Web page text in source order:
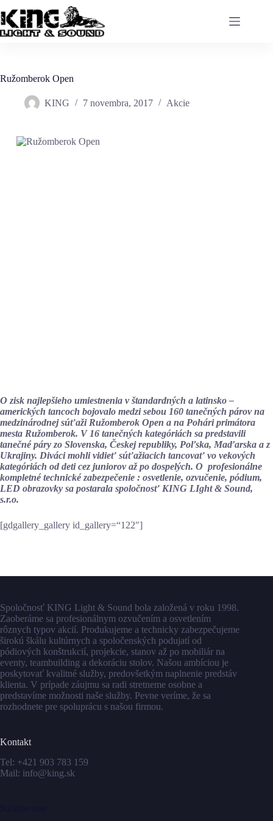
Ružomberok Open
KING 7 novembra, 2017 Akcie
O zisk najlepšieho umiestnenia v štandardných a latinsko –
amerických tancoch bojovalo medzi sebou 160 tanečných párov na
medzinárodnej súťaži Ružomberok Open a na Pohári primátora
mesta Ružomberok. V 16 tanečných kategóriách sa predstavili
tanečné páry zo Slovenska, Českej republiky, Poľska, Maďarska a z
Ukrajiny. Diváci mohli vidieť súťažiacich tancovať vo vekových
kategóriách od deti cez juniorov až po dospelých. O profesionálne
kompletné technické zabezpečenie : osvetlenie, ozvučenie, pódium,
LED obrazovky sa postarala spoločnosť KING LIght & Sound,
s.r.o.
[gdgallery_gallery id_gallery=“122″]
Spoločnosť KING Light & Sound bola založená v roku 1998.
Zaoberáme sa profesionálnym ozvučením a osvetlením
rôznych typov akcií. Produkujeme a technicky zabezpečujeme
širokú škálu kultúrnych a spoločenských podujatí od
pódiových konštrukcií, projekcie, stanov až po mobiliár na
eventy, teambuilding a dekoráciu stolov. Našou ambíciou je
poskytovať kvalitné služby, predovšetkým naplnenie predstáv
klienta. V prípade záujmu sa radi stretneme osobne a
predstavíme možnosti naše služby. Pevne veríme, že sa
rozhodnete pre spoluprácu s našou firmou.
Kontakt
Tel: +421 903 783 159
Mail: info@king.sk